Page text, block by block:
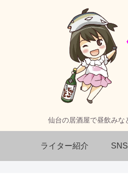
仙台の居酒屋で昼飲み
ライター紹介